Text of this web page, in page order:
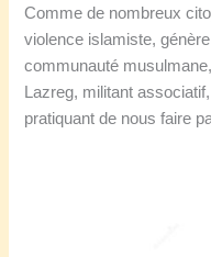
Comme de nombreux
violence islamiste,
communauté
Lazreg, militant
pratiquant de nous faire